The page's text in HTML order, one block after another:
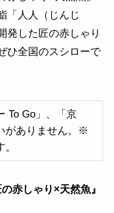
「人人（じんじ
発した匠の赤しゃり
ひ全国のスシローで
To Go」、「京
がありません。※
赤しゃり×天然魚』